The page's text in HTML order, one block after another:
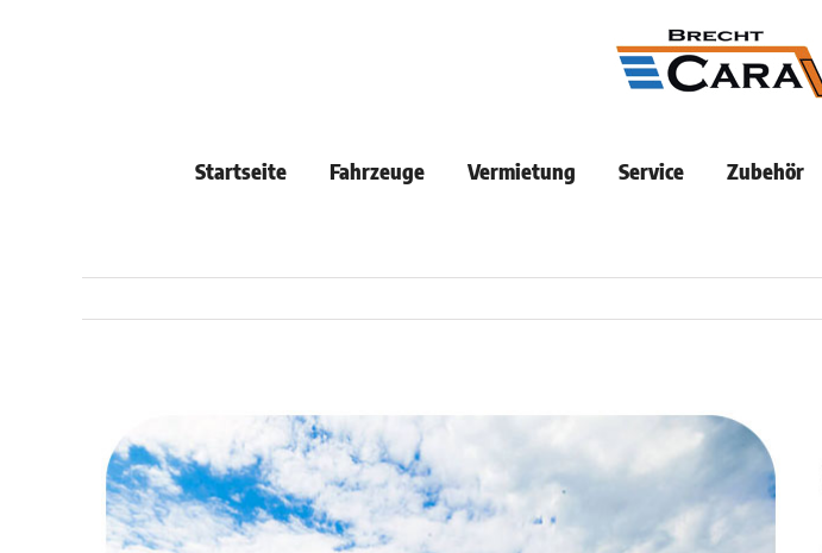
Startseite Fahrzeuge Vermietung Service Zubehör
Image